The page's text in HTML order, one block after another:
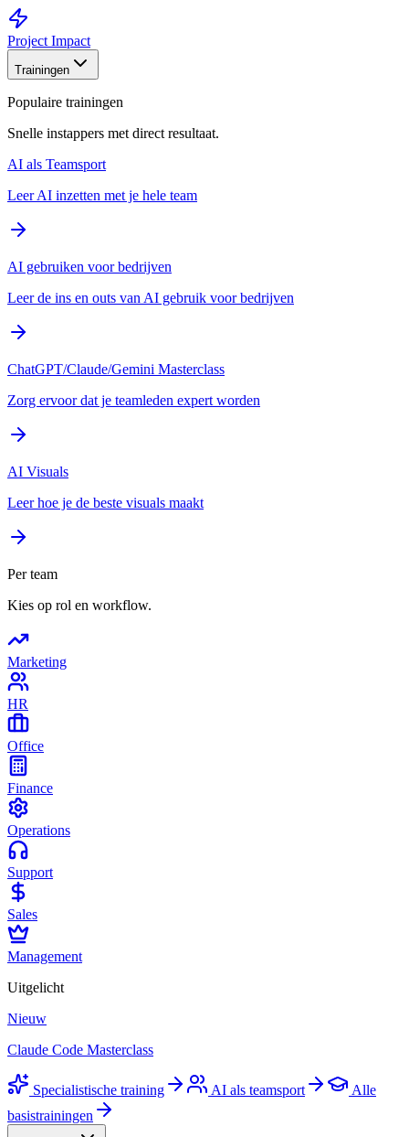
Project Impact
Trainingen
Populaire trainingen
Snelle instappers met direct resultaat.
AI als Teamsport
Leer AI inzetten met je hele team
AI gebruiken voor bedrijven
Leer de ins en outs van AI gebruik voor bedrijven
ChatGPT/Claude/Gemini Masterclass
Zorg ervoor dat je teamleden expert worden
AI Visuals
Leer hoe je de beste visuals maakt
Per team
Kies op rol en workflow.
Marketing
HR
Office
Finance
Operations
Support
Sales
Management
Uitgelicht
Nieuw
Claude Code Masterclass
Specialistische training AI als teamsport
Alle
basistrainingen